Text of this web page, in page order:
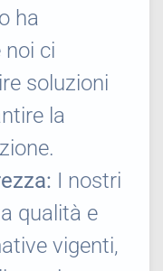
ha
noi ci
soluzioni
la
I nostri
qualità e
vigenti,